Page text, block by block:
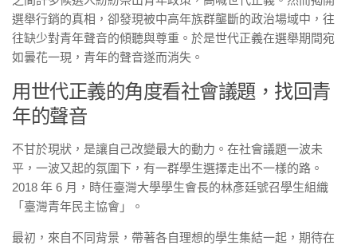
選舉行銷的真相，卻發現被中高年族群壟斷的政治場域中，往
往缺少對青年聲音的傾聽與尊重。於是世代正義在選舉期間宛
如曇花一現，青年的聲音遂而消失。
用世代正義的角度看社會議題，找回青
年的聲音
不甘於現狀，是讓自己改變最大的動力。在社會議題一波未
平，一波又起的氛圍下，有一群學生選擇走出不一樣的路。
2018 年 6 月，時任臺灣大學學生會長的林彥廷號召學生組織
「臺灣青年民主協會」。
最初，來自不同背景，帶著各自理想的學生集結一起，期待在